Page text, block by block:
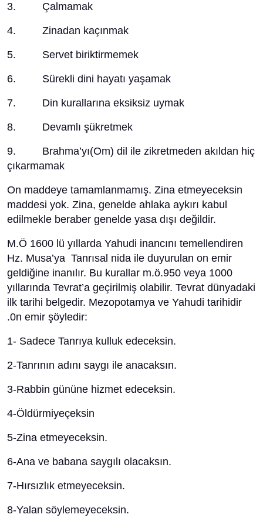
3. Çalmamak
4. Zinadan kaçınmak
5. Servet biriktirmemek
6. Sürekli dini hayatı yaşamak
7. Din kurallarına eksiksiz uymak
8. Devamlı şükretmek
9. Brahma’yı(Om) dil ile zikretmeden akıldan hiç
çıkarmamak
On maddeye tamamlanmamış. Zina etmeyeceksin
maddesi yok. Zina, genelde ahlaka aykırı kabul
edilmekle beraber genelde yasa dışı değildir.
M.Ö 1600 lü yıllarda Yahudi inancını temellendiren
Hz. Musa’ya Tanrısal nida ile duyurulan on emir
geldiğine inanılır. Bu kurallar m.ö.950 veya 1000
yıllarında Tevrat’a geçirilmiş olabilir. Tevrat dünyadaki
ilk tarihi belgedir. Mezopotamya ve Yahudi tarihidir
.0n emir şöyledir:
1- Sadece Tanrıya kulluk edeceksin.
2-Tanrının adını saygı ile anacaksın.
3-Rabbin gününe hizmet edeceksin.
4-Öldürmiyeçeksin
5-Zina etmeyeceksin.
6-Ana ve babana saygılı olacaksın.
7-Hırsızlık etmeyeceksin.
8-Yalan söylemeyeceksin.